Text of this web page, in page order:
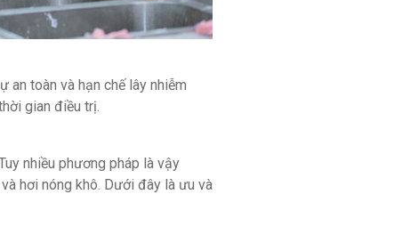
an toàn và hạn chế lây nhiễm
gian điều trị.
nhiều phương pháp là vậy
hơi nóng khô. Dưới đây là ưu và